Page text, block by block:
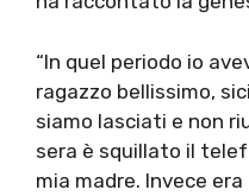
“In quel periodo io
ragazzo bellissimo,
siamo lasciati e non
sera è squillato il
mia madre. Invece era